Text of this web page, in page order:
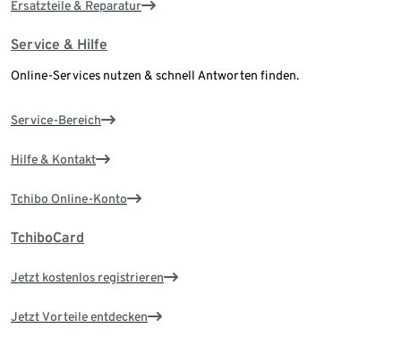
Ersatzteile & Reparatur
Service & Hilfe
Online-Services nutzen & schnell Antworten finden.
Service-Bereich
Hilfe & Kontakt
Tchibo Online-Konto
TchiboCard
Jetzt kostenlos registrieren
Jetzt Vorteile entdecken